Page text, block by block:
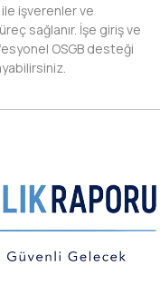
işverenler ve
sağlanır. İşe giriş ve
OSGB desteği